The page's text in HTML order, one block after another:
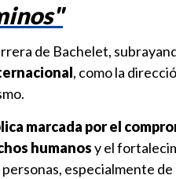
de Bachelet,
, como la
marcada por el
humanosy el
especialmente de